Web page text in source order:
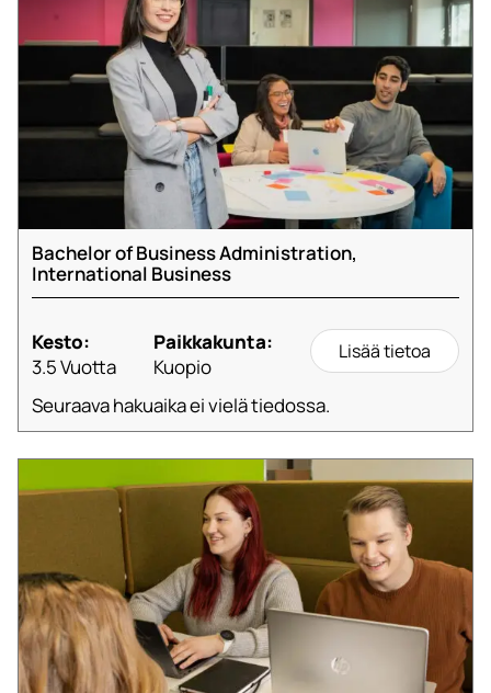
Bachelor of Business Administration,
International Business
Kesto:
3.5 Vuotta
Paikkakunta:
Kuopio
Lisää tietoa
Seuraava hakuaika ei vielä tiedossa.